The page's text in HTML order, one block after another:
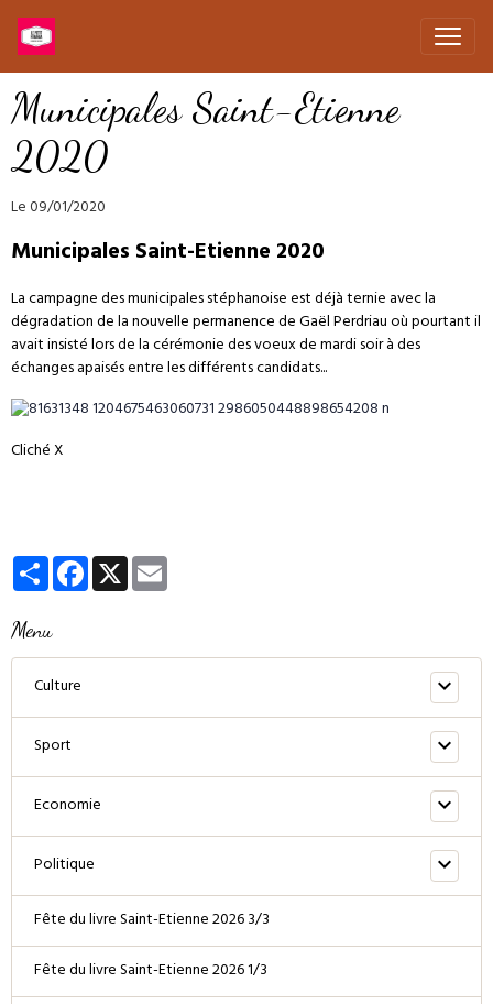
Municipales Saint-Etienne
2020
Le 09/01/2020
Municipales Saint-Etienne 2020
La campagne des municipales stéphanoise est déjà ternie avec la
dégradation de la nouvelle permanence de Gaël Perdriau oùpourtant il
avait insisté lors de la cérémonie des voeux de mardi soir à des
échanges apaisés entre les différents candidats...
Cliché X
PartagerFacebook
X
Menu
Culture
Sport
Economie
Politique
Fête du livre Saint-Etienne 2026 3/3
Fête du livre Saint-Etienne 2026 1/3